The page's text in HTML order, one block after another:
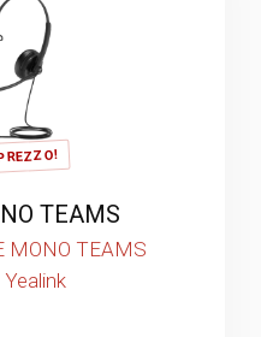
TEAMS
MONO TEAMS
Yealink